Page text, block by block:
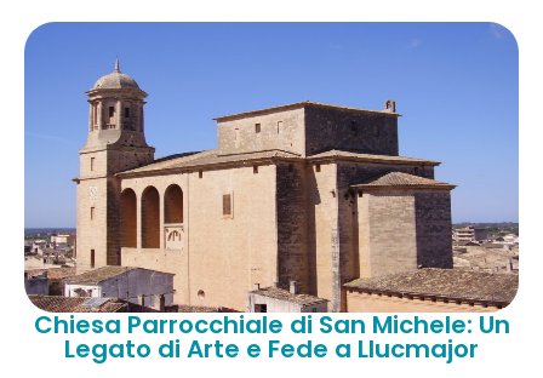
Chiesa Parrocchiale di San Michele: Un
Legato di Arte e Fede a Llucmajor